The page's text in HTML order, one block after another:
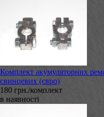
Комплект акумуляторних
свинцевих (євро)
180 грн./комплект
в наявності